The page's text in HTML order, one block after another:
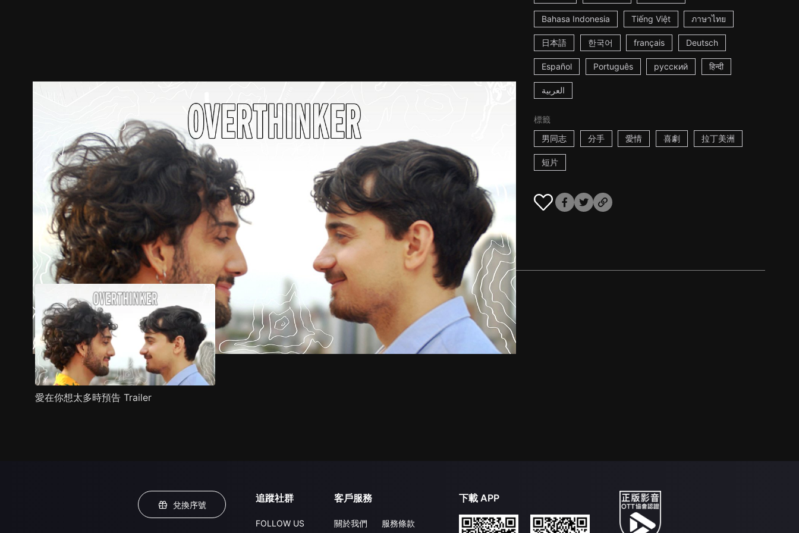
Bahasa Indonesia Tiếng Việt ภาษาไทย
日本語 한국어 français Deutsch
Español Português русский हिन्दी
العربية
標籤
男同志
分手 愛情 喜劇 拉丁美洲
短片
預告 劇照 推薦影片 劇情介紹
愛在你想太多時預告 Trailer
兌換序號
追蹤社群
FOLLOW US
客戶服務
關於我們 服務條款
下載 APP